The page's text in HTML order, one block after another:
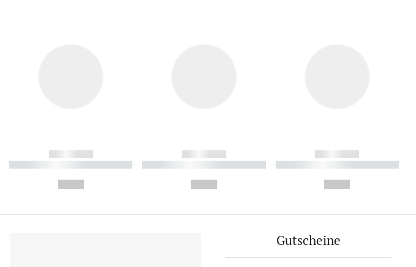
------------
----------- ----------- ----------
------------
----------- ----------- ----------
------------
----------- ----------- ----------
Gutscheine